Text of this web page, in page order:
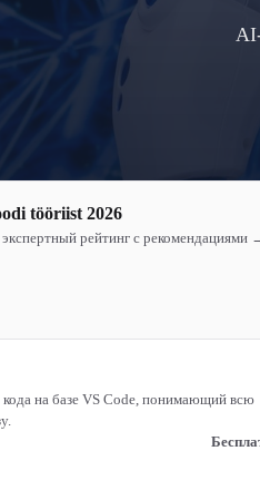
tööriist 2026
рейтинг с рекомендациями
кода на базе VS Code, понимающий всю